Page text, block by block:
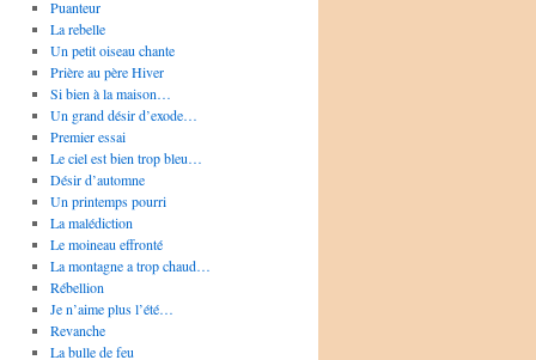
Puanteur
La rebelle
Un petit oiseau chante
Prière au père Hiver
Si bien à la maison…
Un grand désir d’exode…
Premier essai
Le ciel est bien trop bleu…
Désir d’automne
Un printemps pourri
La malédiction
Le moineau effronté
La montagne a trop chaud…
Rébellion
Je n’aime plus l’été…
Revanche
La bulle de feu